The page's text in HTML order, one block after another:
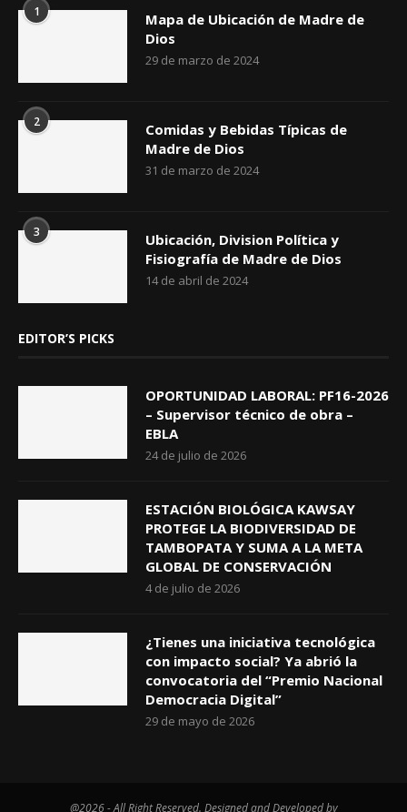
1
Mapa de Ubicación de Madre de
Dios
29 de marzo de 2024
2
Comidas y Bebidas Típicas de
Madre de Dios
31 de marzo de 2024
3
Ubicación, Division Política y
Fisiografía de Madre de Dios
14 de abril de 2024
EDITOR’S PICKS
OPORTUNIDAD LABORAL: PF16-2026
– Supervisor técnico de obra –
EBLA
24 de julio de 2026
ESTACIÓN BIOLÓGICA KAWSAY
PROTEGE LA BIODIVERSIDAD DE
TAMBOPATA Y SUMA A LA META
GLOBAL DE CONSERVACIÓN
4 de julio de 2026
¿Tienes una iniciativa tecnológica
con impacto social? Ya abrió la
convocatoria del “Premio Nacional
Democracia Digital”
29 de mayo de 2026
@2026 - All Right Reserved. Designed and Developed by